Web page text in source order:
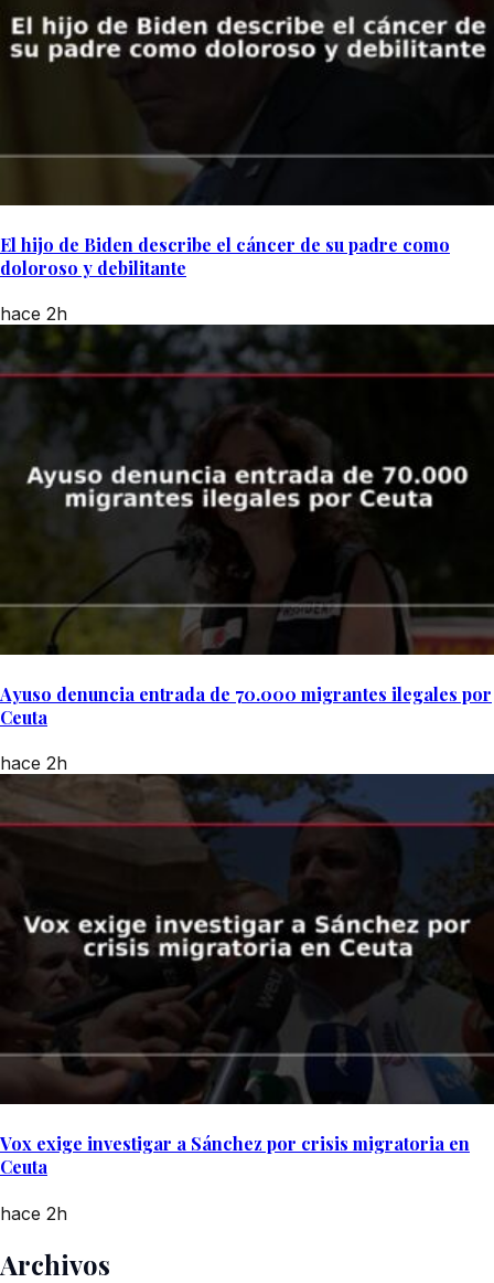
El hijo de Biden describe el cáncer de su padre como
doloroso y debilitante
hace 2h
Ayuso denuncia entrada de 70.000 migrantes ilegales por
Ceuta
hace 2h
Vox exige investigar a Sánchez por crisis migratoria en
Ceuta
hace 2h
Archivos